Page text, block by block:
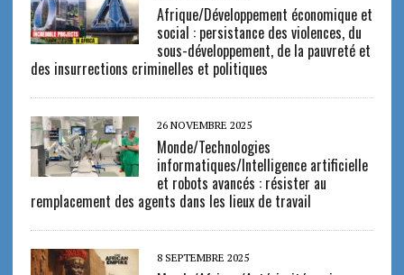
Afrique/Développement économique et
social : persistance des violences, du
sous-développement, de la pauvreté et
des insurrections criminelles et politiques
26 NOVEMBRE 2025
Monde/Technologies
informatiques/Intelligence artificielle
et robots avancés : résister au
remplacement des agents dans les lieux de travail
8 SEPTEMBRE 2025